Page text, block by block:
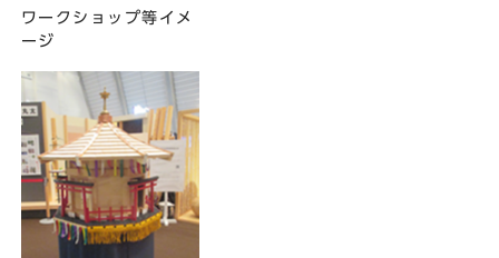
ワークショップ等イメ
ージ